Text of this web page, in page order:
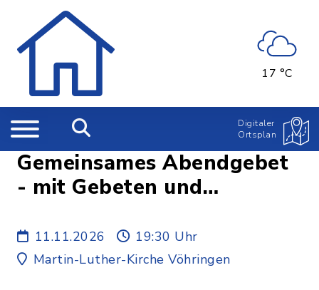
17 °C
Digitaler
Ortsplan
Gemeinsames Abendgebet
- mit Gebeten und
kommen
11.11.2026
19:30 Uhr
Martin-Luther-Kirche Vöhringen